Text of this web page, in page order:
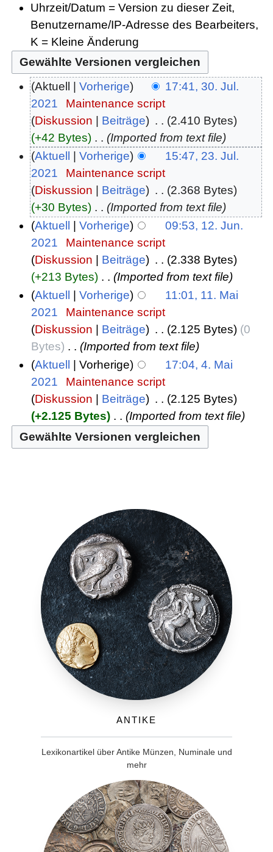
Uhrzeit/Datum = Version zu dieser Zeit,
Benutzername/IP-Adresse des Bearbeiters,
K = Kleine Änderung
Aktuell Vorherige
17:41, 30. Jul.
2021
Maintenance script
Diskussion
Beiträge
2.410 Bytes
+42 Bytes ‎
Imported from text file
Aktuell
Vorherige
15:47, 23. Jul.
2021
Maintenance script
Diskussion
Beiträge
2.368 Bytes
+30 Bytes ‎
Imported from text file
Aktuell
Vorherige
09:53, 12. Jun.
2021
Maintenance script
Diskussion
Beiträge
2.338 Bytes
+213 Bytes ‎
Imported from text file
Aktuell
Vorherige
11:01, 11. Mai
2021
Maintenance script
Diskussion
Beiträge 2.125 Bytes
0
Bytes
Imported from text file
Aktuell
Vorherige
17:04, 4. Mai
2021
Maintenance script
Diskussion
Beiträge
2.125 Bytes
+2.125 Bytes ‎ Imported from text file
Antike
Lexikonartikel über Antike Münzen, Numinale und
mehr